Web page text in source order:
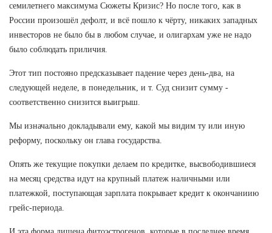
семилетнего максимума Сюжеты Кризис? Но после того, как в
России произошёл дефолт, и всё пошло к чёрту, никаких западных
инвесторов не было бы в любом случае, и олигархам уже не надо
было соблюдать приличия.
Этот тип постояно предсказывает падение через день-два, на
следующей неделе, в понедельник, и т. Суд снизит сумму -
соответственно снизится выигрыш.
Мы изначально докладывали ему, какой мы видим ту или иную
реформу, поскольку он глава государства.
Опять же текущие покупки делаем по кредитке, высвободившиеся
на месяц средства идут на крупный платеж наличными или
платежкой, поступающая зарплата покрывает кредит к окончаниию
грейс-периода.